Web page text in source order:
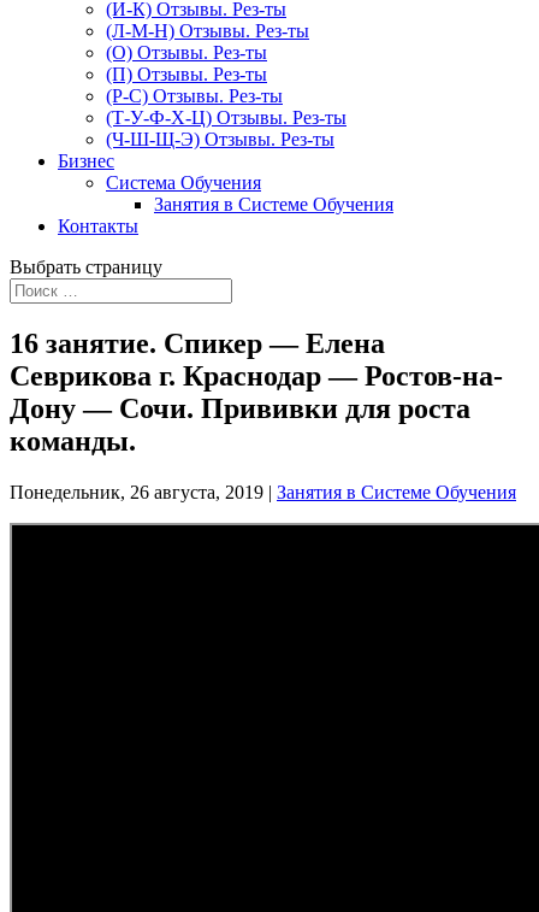
(И-К) Отзывы. Рез-ты
(Л-М-Н) Отзывы. Рез-ты
(О) Отзывы. Рез-ты
(П) Отзывы. Рез-ты
(Р-С) Отзывы. Рез-ты
(Т-У-Ф-Х-Ц) Отзывы. Рез-ты
(Ч-Ш-Щ-Э) Отзывы. Рез-ты
Бизнес
Система Обучения
Занятия в Системе Обучения
Контакты
Выбрать страницу
16 занятие. Спикер — Елена
Севрикова г. Краснодар — Ростов-на-
Дону — Сочи. Прививки для роста
команды.
Понедельник, 26 августа, 2019 | Занятия в Системе Обучения